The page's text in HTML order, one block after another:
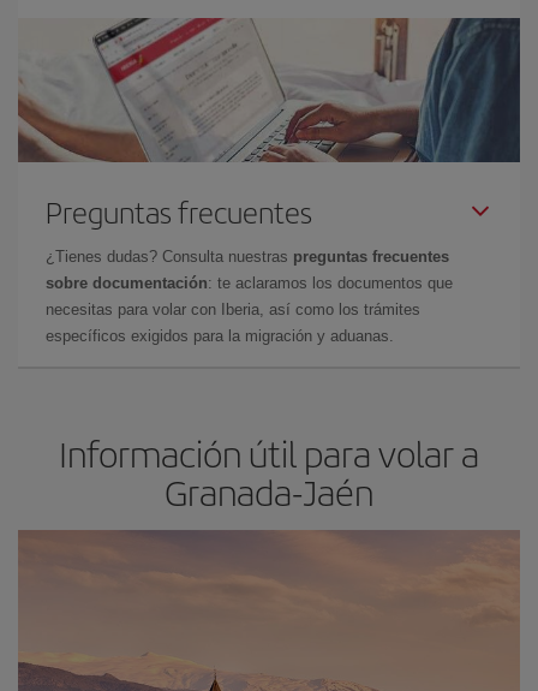
Preguntas frecuentes
¿Tienes dudas? Consulta nuestras preguntas frecuentes
sobre documentación: te aclaramos los documentos que
necesitas para volar con Iberia, así como los trámites
específicos exigidos para la migración y aduanas.
Información útil para volar a
Granada-Jaén